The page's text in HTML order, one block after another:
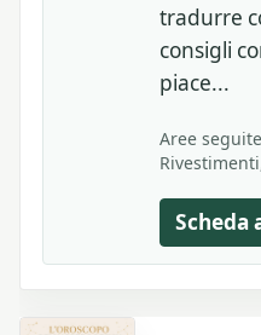
tradurre
consigli
piace...
Aree
Scheda